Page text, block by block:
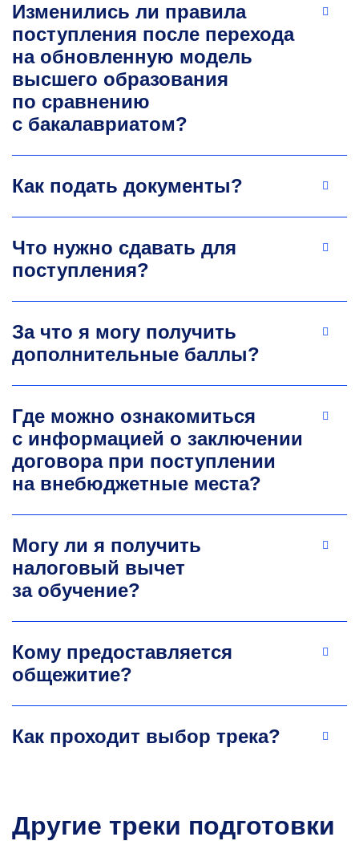
Изменились ли правила
поступления после перехода
на обновленную модель
высшего образования
по сравнению
с бакалавриатом?
Как подать документы?
Что нужно сдавать для
поступления?
За что я могу получить
дополнительные баллы?
Где можно ознакомиться
с информацией о заключении
договора при поступлении
на внебюджетные места?
Могу ли я получить
налоговый вычет
за обучение?
Кому предоставляется
общежитие?
Как проходит выбор трека?
Другие треки подготовки